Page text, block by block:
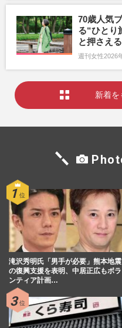
70歳人気
る“ひとり
と押さえ
週刊女性2026
新着を
滝沢秀明氏「男手が必要」熊本地震
の復興支援を表明、中居正広もボラ
ンティア計画…